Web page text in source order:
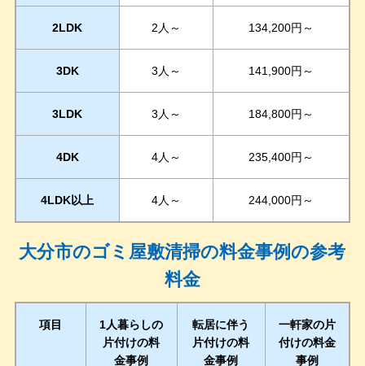
2LDK 2人～ 134,200円～
3DK 3人～ 141,900円～
3LDK 3人～ 184,800円～
4DK 4人～ 235,400円～
4LDK以上 4人～ 244,000円～
大分市のゴミ屋敷清掃の料金事例の参考
料金
項目
1人暮らしの
片付けの料
金事例
転居に伴う
片付けの料
金事例
一軒家の片
付けの料金
事例